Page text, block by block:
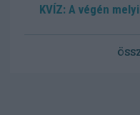
KVÍZ: A végén